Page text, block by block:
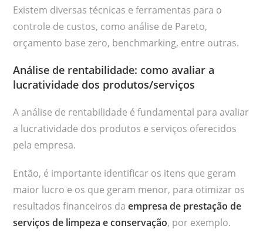
Existem diversas técnicas e ferramentas para o
controle de custos, como análise de Pareto,
orçamento base zero, benchmarking, entre outras.
Análise de rentabilidade: como avaliar a
lucratividade dos produtos/serviços
A análise de rentabilidade é fundamental para avaliar
a lucratividade dos produtos e serviços oferecidos
pela empresa.
Então, é importante identificar os itens que geram
maior lucro e os que geram menor, para otimizar os
resultados financeiros daempresa de prestação de
serviços de limpeza e conservação, por exemplo.